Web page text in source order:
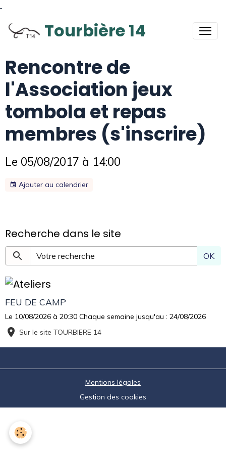
Tourbière 14
Rencontre de
l'Association jeux
tombola et repas
membres (s'inscrire)
Le 05/08/2017 à 14:00
Ajouter au calendrier
Recherche dans le site
OK
FEU DE CAMP
Le 10/08/2026 à 20:30 Chaque semaine jusqu'au : 24/08/2026
Sur le site TOURBIERE 14
Mentions légales
Gestion des cookies